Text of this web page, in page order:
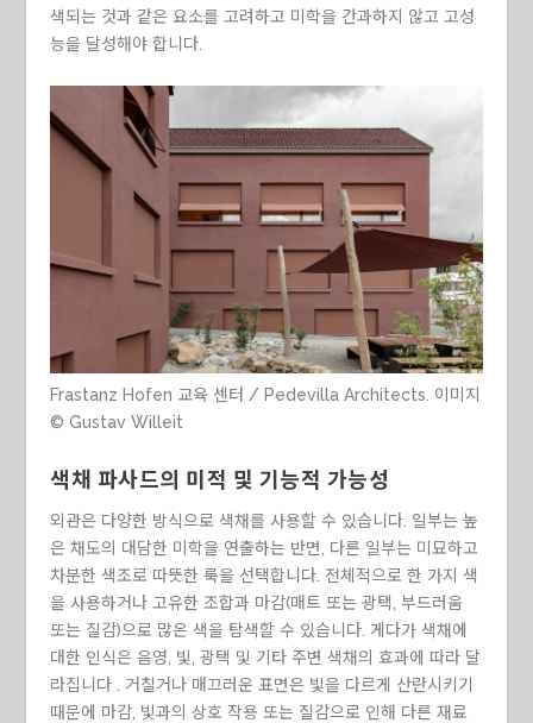
색되는 것과 같은 요소를 고려하고 미학을 간과하지 않고 고성
능을 달성해야 합니다.
Frastanz Hofen 교육 센터 / Pedevilla Architects. 이미지
© Gustav Willeit
색채 파사드의 미적 및 기능적 가능성
외관은 다양한 방식으로 색채를 사용할 수 있습니다. 일부는 높
은 채도의 대담한 미학을 연출하는 반면, 다른 일부는 미묘하고
차분한 색조로 따뜻한 룩을 선택합니다. 전체적으로 한 가지 색
을 사용하거나 고유한 조합과 마감(매트 또는 광택, 부드러움
또는 질감)으로 많은 색을 탐색할 수 있습니다. 게다가 색채에
대한 인식은 음영, 빛, 광택 및 기타 주변 색채의 효과에 따라 달
라집니다 . 거칠거나 매끄러운 표면은 빛을 다르게 산란시키기
때문에 마감, 빛과의 상호 작용 또는 질감으로 인해 다른 재료